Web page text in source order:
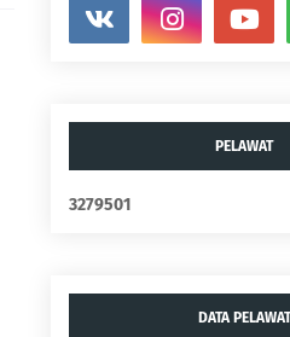
PELAWAT
3279501
DATA PELAWAT